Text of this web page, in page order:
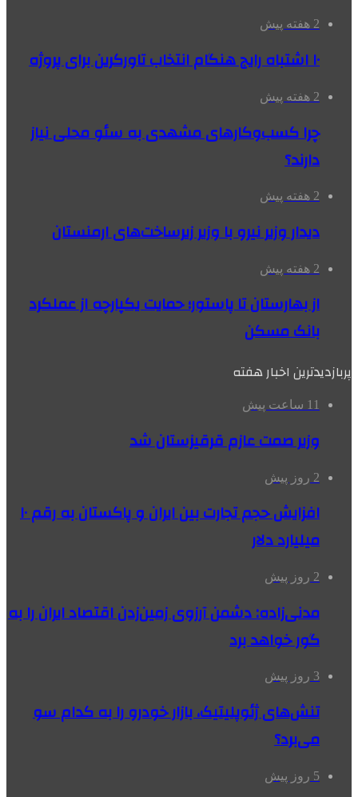
2 هفته پیش
۱۰ اشتباه رایج هنگام انتخاب تاورکرین برای پروژه
2 هفته پیش
چرا کسب‌وکارهای مشهدی به سئو محلی نیاز
دارند؟
2 هفته پیش
دیدار وزیر نیرو با وزیر زیرساخت‌های ارمنستان
2 هفته پیش
از بهارستان تا پاستور؛ حمایت یکپارچه از عملکرد
بانک مسکن
پربازدیدترین اخبار هفته
11 ساعت پیش
وزیر صمت عازم قرقیزستان شد
2 روز پیش
افزایش حجم تجارت بین ایران و پاکستان به رقم ۱۰
میلیارد دلار
2 روز پیش
مدنی‌زاده: دشمن آرزوی زمین‌زدن اقتصاد ایران را به
گور خواهد برد
3 روز پیش
تنش‌های ژئوپلیتیک، بازار خودرو را به کدام سو
می‌برد؟
5 روز پیش